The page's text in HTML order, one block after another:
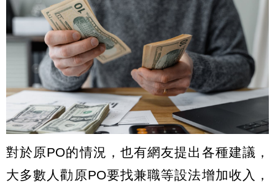
對於原PO的情況，也有網友提出各種建議，
大多數人勸原PO要找兼職等設法增加收入，